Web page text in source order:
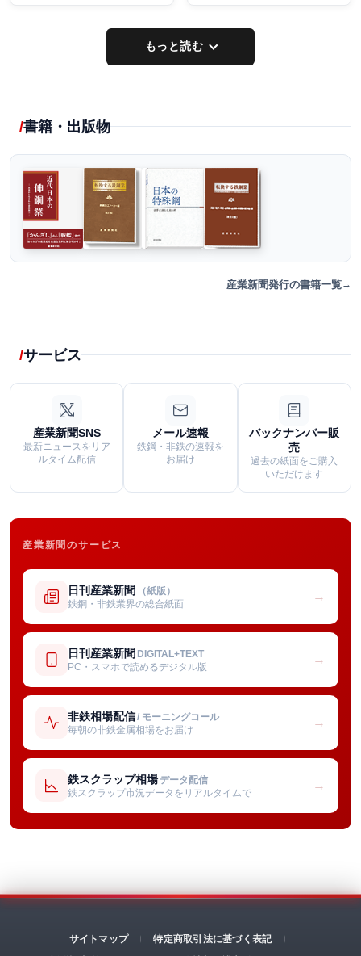
もっと読む
書籍・出版物
産業新聞発行の書籍一覧
サービス
産業新聞SNS
最新ニュースをリア
ルタイム配信
メール速報
鉄鋼・非鉄の速報を
お届け
バックナンバー販
売
過去の紙面をご購入
いただけます
産業新聞のサービス
日刊産業新聞 （紙版）
鉄鋼・非鉄業界の総合紙面
→
日刊産業新聞 DIGITAL+TEXT
PC・スマホで読めるデジタル版
→
非鉄相場配信/ モーニングコール
毎朝の非鉄金属相場をお届け
→
鉄スクラップ相場 データ配信
鉄スクラップ市況データをリアルタイムで
→
サイトマップ
特定商取引法に基づく表記